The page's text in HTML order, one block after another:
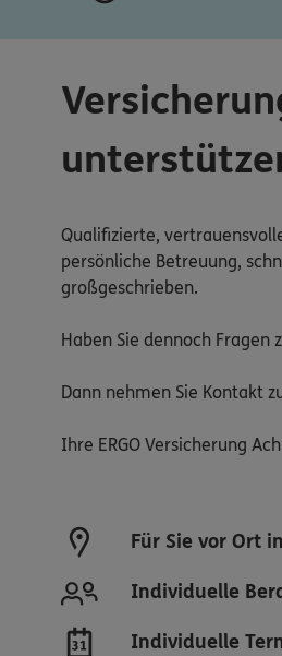
Qualifizierte,
persönliche Betreuung,
großgeschrieben.
Haben Sie dennoch Fragen
Dann nehmen Sie Kontakt
Ihre ERGO Versicherung
Für Sie vor Ort
Individuelle
Individuelle